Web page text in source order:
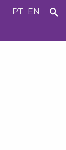
PT EN